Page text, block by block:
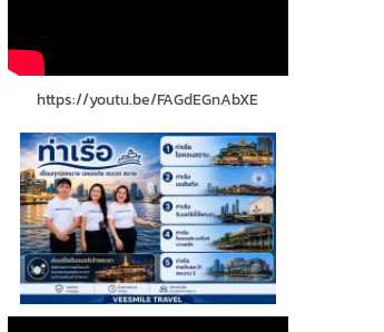
https://youtu.be/FAGdEGnAbXE